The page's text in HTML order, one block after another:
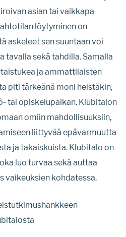
asian tai vaikkapa
löytyminen on
askeleet sen suuntaan voi
tavalla sekä tahdilla. Samalla
ja ammattilaisten
piti tärkeänä moni heistäkin,
tai opiskelupaikan. Klubitalon
omiin mahdollisuuksiin,
liittyvää epävarmuutta
ja takaiskuista. Klubitalo on
luo turvaa sekä auttaa
vaikeuksien kohdatessa.